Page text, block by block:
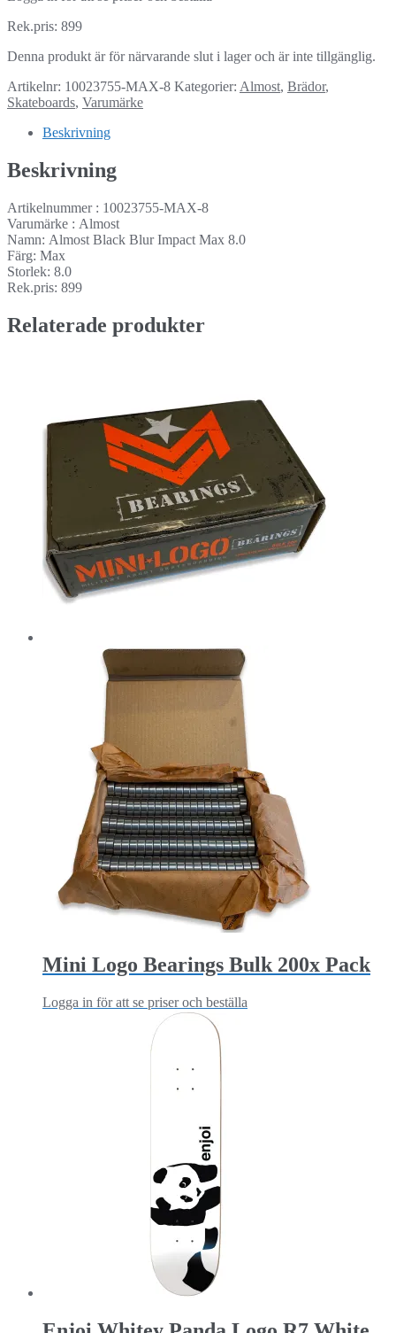
Rek.pris: 899
Denna produkt är för närvarande slut i lager och är inte tillgänglig.
Artikelnr: 10023755-MAX-8 Kategorier: Almost, Brädor,
Skateboards, Varumärke
Beskrivning
Beskrivning
Artikelnummer : 10023755-MAX-8
Varumärke : Almost
Namn: Almost Black Blur Impact Max 8.0
Färg: Max
Storlek: 8.0
Rek.pris: 899
Relaterade produkter
Mini Logo Bearings Bulk 200x Pack
Logga in för att se priser och beställa